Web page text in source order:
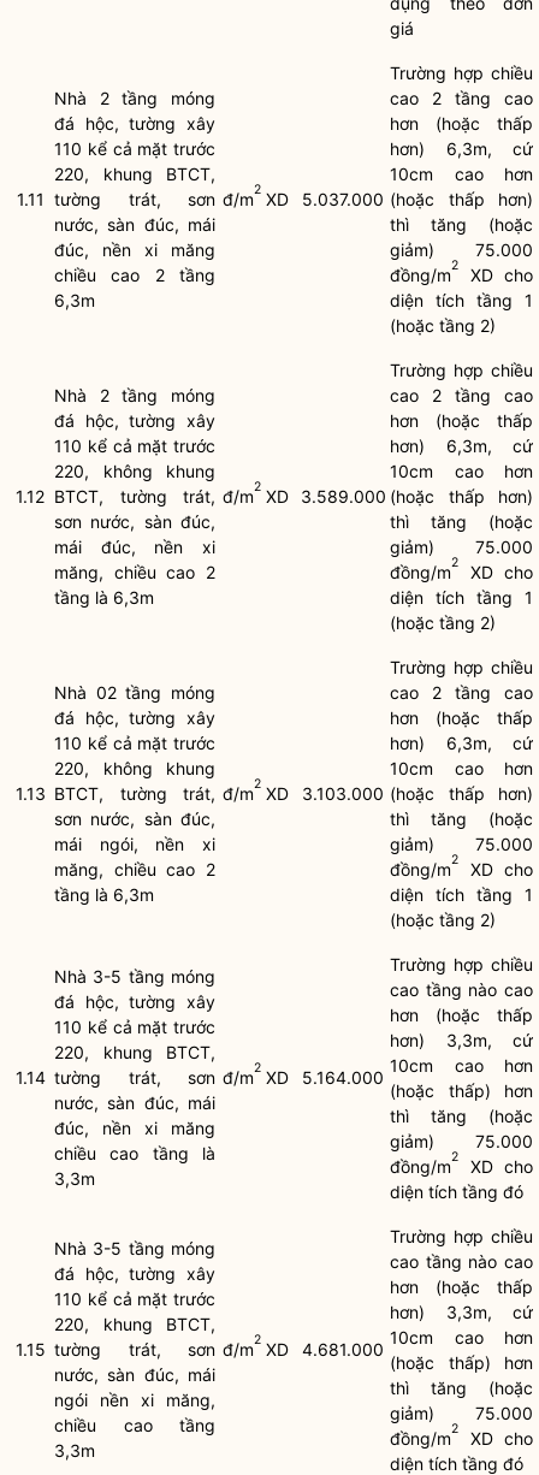
giá
1.11
Nhà 2 tầng móng
đá hộc, tường xây
110 kể cả mặt trước
220, khung BTCT,
tường trát, sơn
nước, sàn đúc, mái
đúc, nền xi măng
chiều cao 2 tầng
6,3m
đ/m2 XD 5.037.000
Trường hợp chiều
cao 2 tầng cao
hơn (hoặc thấp
hơn) 6,3m, cứ
10cm cao hơn
(hoặc thấp hơn)
thì tăng (hoặc
giảm) 75.000
đồng/m2
XD cho
diện tích tầng 1
(hoặc tầng 2)
1.12
Nhà 2 tầng móng
đá hộc, tường xây
110 kể cả mặt trước
220, không khung
BTCT, tường trát,
sơn nước, sàn đúc,
mái đúc, nền xi
măng, chiều cao 2
tầng là 6,3m
đ/m2 XD 3.589.000
Trường hợp chiều
cao 2 tầng cao
hơn (hoặc thấp
hơn) 6,3m, cứ
10cm cao hơn
(hoặc thấp hơn)
thì tăng (hoặc
giảm) 75.000
đồng/m2
XD cho
diện tích tầng 1
(hoặc tầng 2)
1.13
Nhà 02 tầng móng
đá hộc, tường xây
110 kể cả mặt trước
220, không khung
BTCT, tường trát,
sơn nước, sàn đúc,
mái ngói, nền xi
măng, chiều cao 2
tầng là 6,3m
đ/m2 XD 3.103.000
Trường hợp chiều
cao 2 tầng cao
hơn (hoặc thấp
hơn) 6,3m, cứ
10cm cao hơn
(hoặc thấp hơn)
thì tăng (hoặc
giảm) 75.000
đồng/m2
XD cho
diện tích tầng 1
(hoặc tầng 2)
1.14
Nhà 3-5 tầng móng
đá hộc, tường xây
110 kể cả mặt trước
220, khung BTCT,
tường trát, sơn
nước, sàn đúc, mái
đúc, nền xi măng
chiều cao tầng là
3,3m
đ/m2 XD 5.164.000
Trường hợp chiều
cao tầng nào cao
hơn (hoặc thấp
hơn) 3,3m, cứ
10cm cao hơn
(hoặc thấp) hơn
thì tăng (hoặc
giảm) 75.000
đồng/m2
XD cho
diện tích tầng đó
1.15
Nhà 3-5 tầng móng
đá hộc, tường xây
110 kể cả mặt trước
220, khung BTCT,
tường trát, sơn
nước, sàn đúc, mái
ngói nền xi măng,
chiều cao tầng
3,3m
đ/m2 XD 4.681.000
Trường hợp chiều
cao tầng nào cao
hơn (hoặc thấp
hơn) 3,3m, cứ
10cm cao hơn
(hoặc thấp) hơn
thì tăng (hoặc
giảm) 75.000
đồng/m2
XD cho
diện tích tầng đó